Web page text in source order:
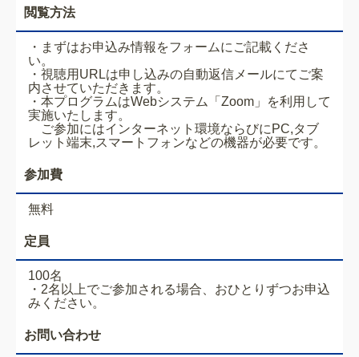
閲覧方法
・まずはお申込み情報をフォームにご記載くださ
い。
・視聴用URLは申し込みの自動返信メールにてご案
内させていただきます。
・本プログラムはWebシステム「Zoom」を利用して
実施いたします。
ご参加にはインターネット環境ならびにPC,タブ
レット端末,スマートフォンなどの機器が必要です。
参加費
無料
定員
100名
・2名以上でご参加される場合、おひとりずつお申込
みください。
お問い合わせ